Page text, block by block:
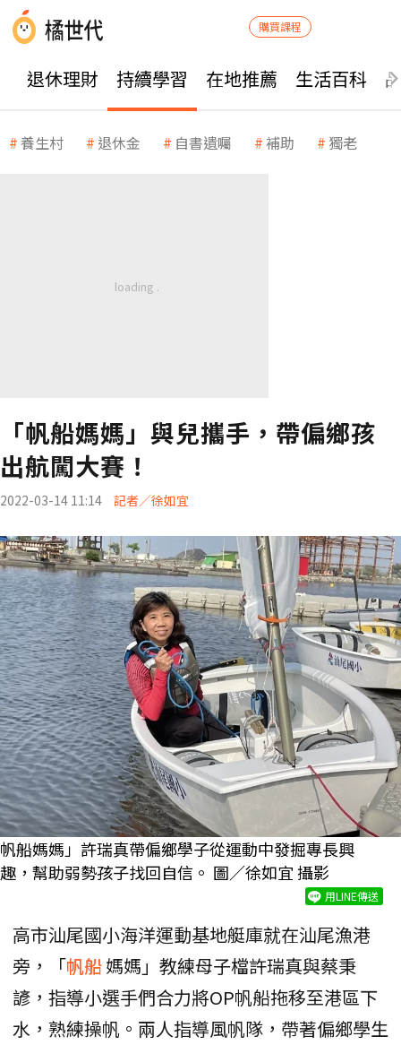
購買課程
退休理財 持續學習 在地推薦 生活百科
養生村 退休金 自書遺囑 補助 獨老
「帆船媽媽」與兒攜手，帶偏鄉孩
出航闖大賽！
2022-03-14 11:14 記者／徐如宜
帆船媽媽」許瑞真帶偏鄉學子從運動中發掘專長興
趣，幫助弱勢孩子找回自信。 圖／徐如宜 攝影
用LINE傳送
高市汕尾國小海洋運動基地艇庫就在汕尾漁港
旁，「帆船媽媽」教練母子檔許瑞真與蔡秉
諺，指導小選手們合力將OP帆船拖移至港區下
水，熟練操帆。兩人指導風帆隊，帶著偏鄉學生